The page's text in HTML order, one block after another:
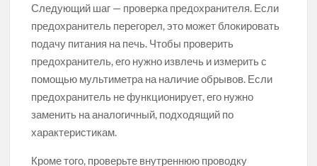
Следующий шаг — проверка предохранителя. Если
предохранитель перегорел, это может блокировать
подачу питания на печь. Чтобы проверить
предохранитель, его нужно извлечь и измерить с
помощью мультиметра на наличие обрывов. Если
предохранитель не функционирует, его нужно
заменить на аналогичный, подходящий по
характеристикам.
Кроме того, проверьте внутреннюю проводку